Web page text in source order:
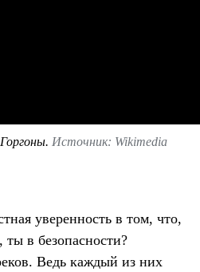
Источник: Wikimedia
уверенность в том, что,
ты в безопасности?
Ведь каждый из них